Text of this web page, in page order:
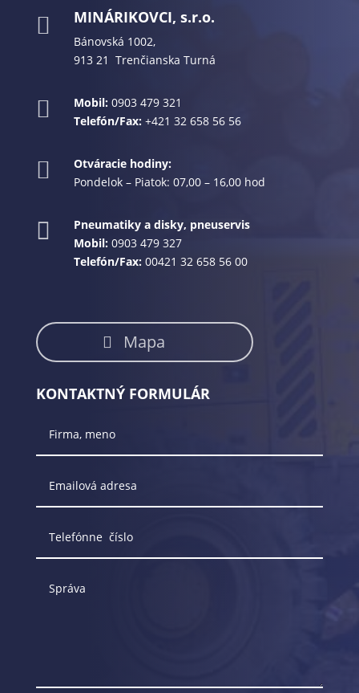
 MINÁRIKOVCI, s.r.o.
Bánovská 1002,
913 21 Trenčianska Turná
 Mobil:0903 479 321
Telefón/Fax:+421 32 658 56 56

Otváracie hodiny:
Pondelok – Piatok: 07,00 – 16,00 hod

Pneumatiky a disky, pneuservis
Mobil:0903 479 327
Telefón/Fax:00421 32 658 56 00
Mapa
KONTAKTNÝ FORMULÁR